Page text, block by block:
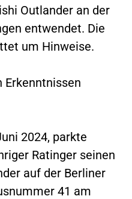
Outlander an der
entwendet. Die
um Hinweise.
Erkenntnissen
2024, parkte
Ratinger seinen
auf der Berliner
41 am